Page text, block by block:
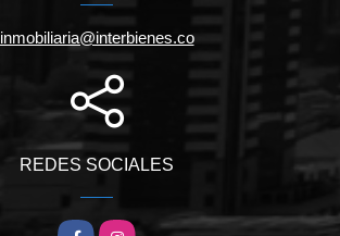
inmobiliaria@interbienes.co
REDES SOCIALES